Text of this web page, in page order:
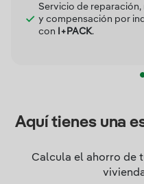
Servicio de reparación,
y compensación por
con
I+PACK.
Aquí tienes una
Calcula el ahorro de